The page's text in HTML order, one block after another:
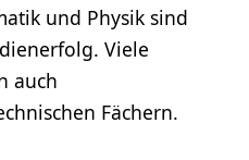
und Physik sind
Viele
auch
Fächern.